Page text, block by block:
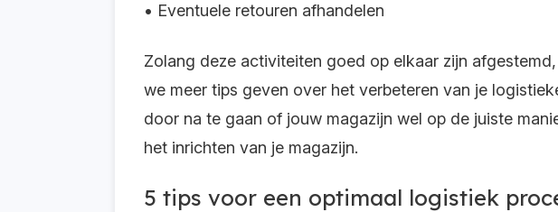
• Eventuele retouren afhandelen
Zolang deze activiteiten goed op elkaar zijn
we meer tips geven over het verbeteren van je
door na te gaan of jouw magazijn wel op de juiste
het inrichten van je magazijn.
5 tips voor een optimaal logistiek